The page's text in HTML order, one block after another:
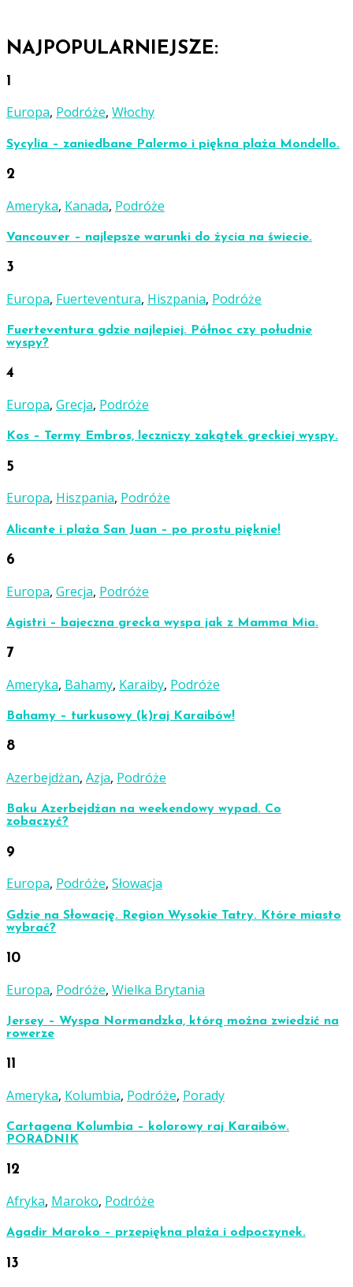
NAJPOPULARNIEJSZE:
1
Europa, Podróże, Włochy
Sycylia – zaniedbane Palermo i piękna plaża Mondello.
2
Ameryka, Kanada, Podróże
Vancouver – najlepsze warunki do życia na świecie.
3
Europa, Fuerteventura, Hiszpania, Podróże
Fuerteventura gdzie najlepiej. Północ czy południe
wyspy?
4
Europa, Grecja, Podróże
Kos – Termy Embros, leczniczy zakątek greckiej wyspy.
5
Europa, Hiszpania, Podróże
Alicante i plaża San Juan – po prostu pięknie!
6
Europa, Grecja, Podróże
Agistri – bajeczna grecka wyspa jak z Mamma Mia.
7
Ameryka, Bahamy, Karaiby, Podróże
Bahamy – turkusowy (k)raj Karaibów!
8
Azerbejdżan, Azja, Podróże
Baku Azerbejdżan na weekendowy wypad. Co
zobaczyć?
9
Europa, Podróże, Słowacja
Gdzie na Słowację. Region Wysokie Tatry. Które miasto
wybrać?
10
Europa, Podróże, Wielka Brytania
Jersey – Wyspa Normandzka, którą można zwiedzić na
rowerze
11
Ameryka, Kolumbia, Podróże, Porady
Cartagena Kolumbia – kolorowy raj Karaibów.
PORADNIK
12
Afryka, Maroko, Podróże
Agadir Maroko – przepiękna plaża i odpoczynek.
13